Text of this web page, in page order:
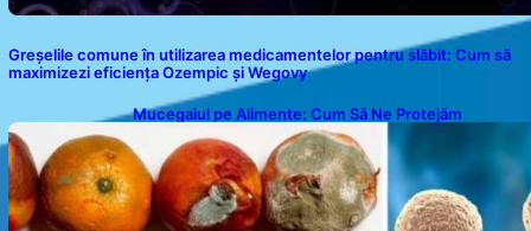
Greșelile comune în utilizarea medicamentelor pentru slăbit: Cum să
maximizezi eficiența Ozempic și Wegovy
Mucegaiul pe Alimente: Cum Să Ne Protejăm